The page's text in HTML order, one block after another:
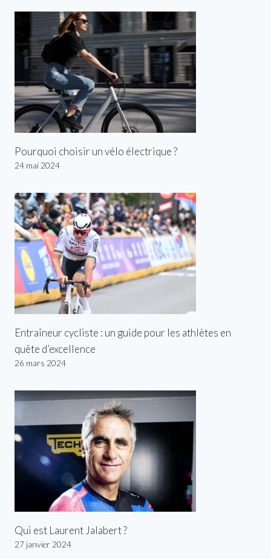
Pourquoi choisir un vélo électrique ?
24 mai 2024
Entraîneur cycliste : un guide pour les athlètes en
quête d’excellence
26 mars 2024
Qui est Laurent Jalabert ?
27 janvier 2024